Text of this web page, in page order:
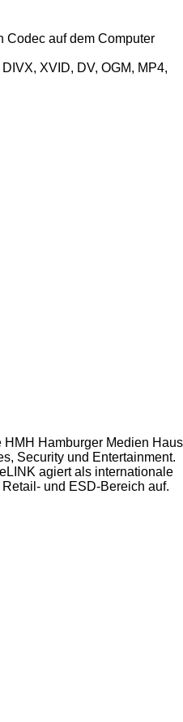
Codec auf dem Computer
XVID, DV, OGM, MP4,
Hamburger Medien Haus
Security und Entertainment.
agiert als internationale
und ESD-Bereich auf.